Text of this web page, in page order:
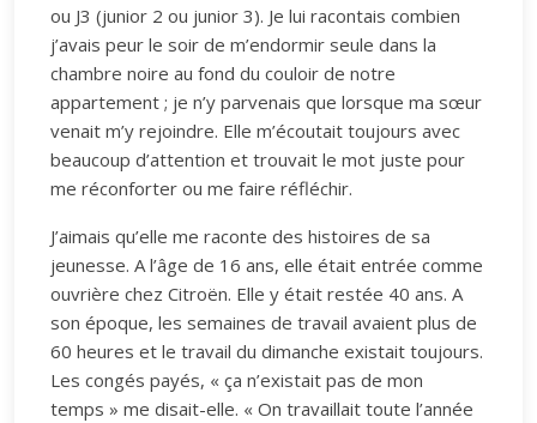
ou J3 (junior 2 ou junior 3). Je lui racontais combien
j’avais peur le soir de m’endormir seule dans la
chambre noire au fond du couloir de notre
appartement ; je n’y parvenais que lorsque ma sœur
venait m’y rejoindre. Elle m’écoutait toujours avec
beaucoup d’attention et trouvait le mot juste pour
me réconforter ou me faire réfléchir.
J’aimais qu’elle me raconte des histoires de sa
jeunesse. A l’âge de 16 ans, elle était entrée comme
ouvrière chez Citroën. Elle y était restée 40 ans. A
son époque, les semaines de travail avaient plus de
60 heures et le travail du dimanche existait toujours.
Les congés payés, « ça n’existait pas de mon
temps » me disait-elle. « On travaillait toute l’année